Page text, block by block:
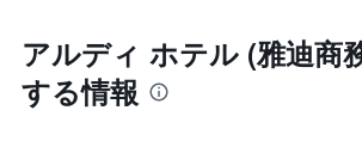
アルディ ホテル (雅迪商
する情報